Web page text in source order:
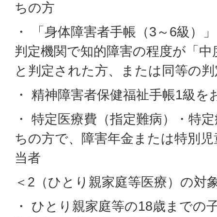
ちの方
・ 「身体障害者手帳（3～6級）
判定機関で知的障害の程度が「
と判定された方、または同等の
・ 精神障害者保健福祉手帳1級を
・ 特定医療費（指定難病）・特
ちの方で、障害年金または特別
当者
＜2（ひとり親家庭等医療）の対
・ ひとり親家庭等の18歳までの